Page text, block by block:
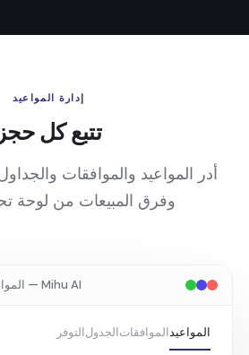
إدارة المواعيد
تتبع كل حجز
أدر المواعيد والموافقات
وفرق المبيعات من لوحة
Mihu AI — المواعيد
المواعيدالموافقاتالجدولالتوفر